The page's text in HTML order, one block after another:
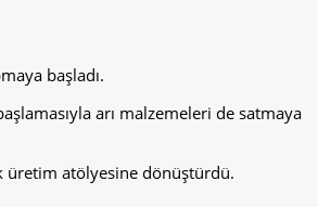
başladı.
arı malzemeleri de satmaya
üretim atölyesine dönüştürdü.